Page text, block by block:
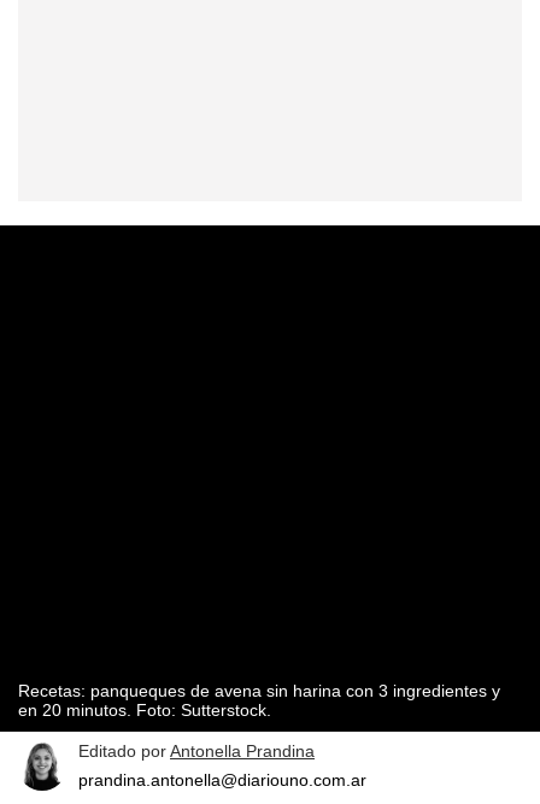
Recetas: panqueques de avena sin harina con 3 ingredientes y
en 20 minutos. Foto: Sutterstock.
Editado porAntonella Prandina
prandina.antonella@diariouno.com.ar